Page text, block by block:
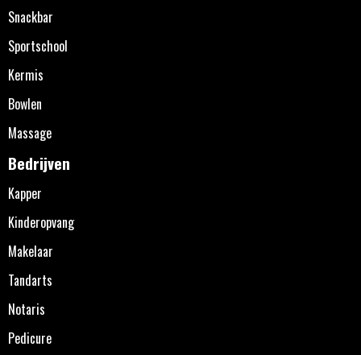
Snackbar
Sportschool
Kermis
Bowlen
Massage
Bedrijven
Kapper
Kinderopvang
Makelaar
Tandarts
Notaris
Pedicure